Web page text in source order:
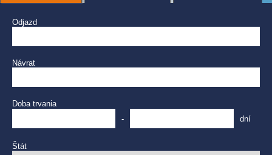
Odjazd
Návrat
Doba trvania
-
dní
Štát